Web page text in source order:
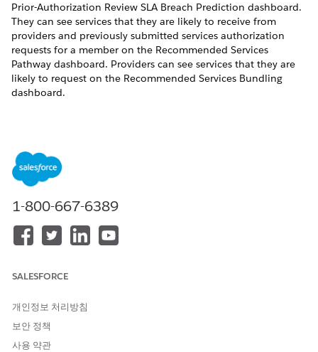
Prior-Authorization Review SLA Breach Prediction dashboard.
They can see services that they are likely to receive from
providers and previously submitted services authorization
requests for a member on the Recommended Services
Pathway dashboard. Providers can see services that they are
likely to request on the Recommended Services Bundling
dashboard.
1-800-667-6389
SALESFORCE
개인정보 처리방침
보안 정책
사용 약관